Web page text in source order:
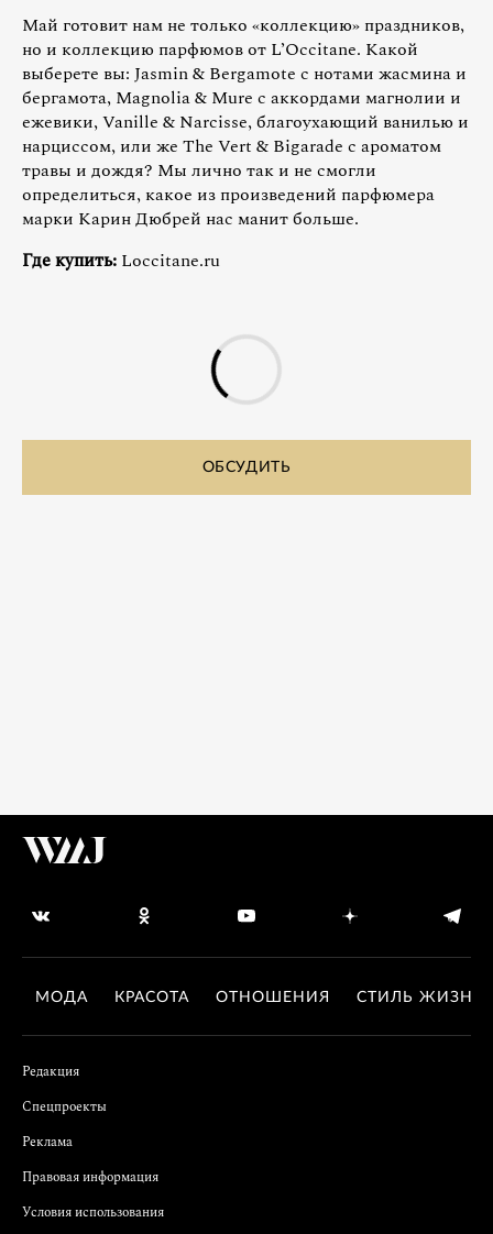
Май готовит нам не только «коллекцию» праздников,
но и коллекцию парфюмов от L’Occitane. Какой
выберете вы: Jasmin & Bergamote с нотами жасмина и
бергамота, Magnolia & Mure с аккордами магнолии и
ежевики, Vanille & Narcisse, благоухающий ванилью и
нарциссом, или же The Vert & Bigarade с ароматом
травы и дождя? Мы лично так и не смогли
определиться, какое из произведений парфюмера
марки Карин Дюбрей нас манит больше.
Где купить: Loccitane.ru
ОБСУДИТЬ
МОДА КРАСОТА ОТНОШЕНИЯ СТИЛЬ ЖИЗНИ
Редакция
Спецпроекты
Реклама
Правовая информация
Условия использования